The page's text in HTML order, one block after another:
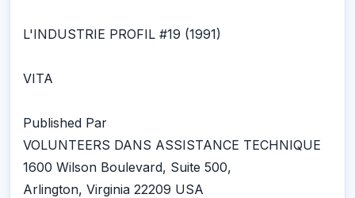
L'INDUSTRIE PROFIL #19 (1991)
VITA
Published Par
VOLUNTEERS DANS ASSISTANCE TECHNIQUE
1600 Wilson Boulevard, Suite 500,
Arlington, Virginia 22209 USA